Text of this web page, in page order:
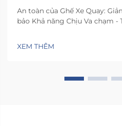
An toàn của Ghế Xe Quay:
bảo Khả năng Chịu Va chạm -
chuyển. Ghế có cơ chế xoay
về phía cửa xe, nhờ đó người
XEM THÊM